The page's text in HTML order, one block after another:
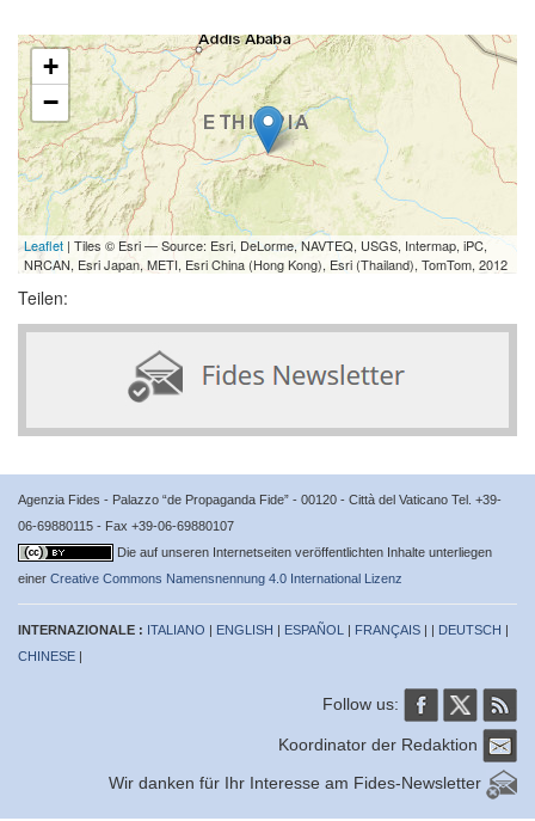
+
−
Leaflet | Tiles © Esri — Source: Esri, DeLorme, NAVTEQ, USGS, Intermap, iPC,
NRCAN, Esri Japan, METI, Esri China (Hong Kong), Esri (Thailand), TomTom, 2012
Teilen:
Agenzia Fides - Palazzo “de Propaganda Fide” - 00120 - Città del Vaticano Tel. +39-
06-69880115 - Fax +39-06-69880107
Die auf unseren Internetseiten veröffentlichten Inhalte unterliegen
einer Creative Commons Namensnennung 4.0 International Lizenz
INTERNAZIONALE : ITALIANO | ENGLISH | ESPAÑOL | FRANÇAIS | | DEUTSCH |
CHINESE |
Follow us:
Koordinator der Redaktion
Wir danken für Ihr Interesse am Fides-Newsletter